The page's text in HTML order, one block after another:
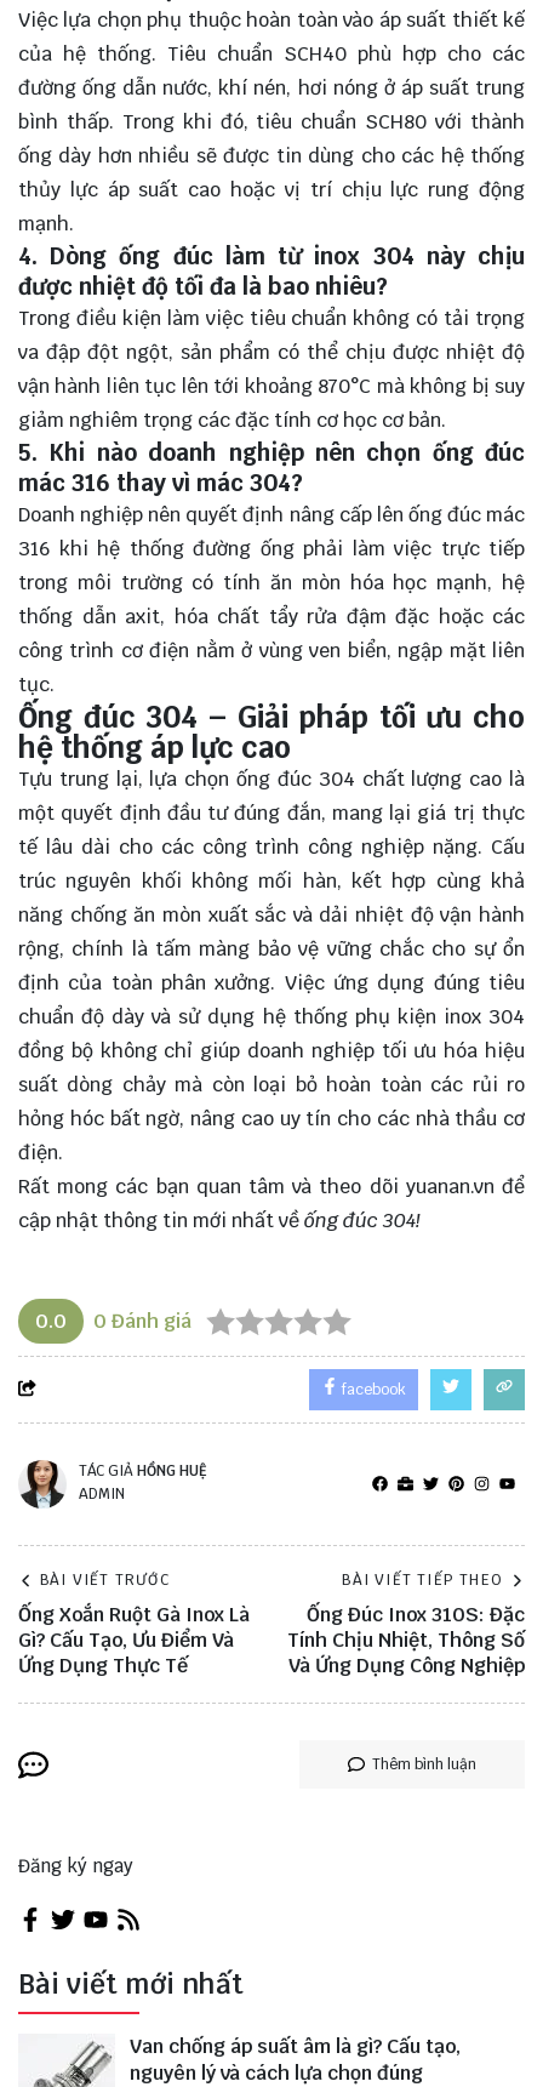
Việc lựa chọn phụ thuộc hoàn toàn vào áp suất thiết kế
của hệ thống. Tiêu chuẩn SCH40 phù hợp cho các
đường ống dẫn nước, khí nén, hơi nóng ở áp suất trung
bình thấp. Trong khi đó, tiêu chuẩn SCH80 với thành
ống dày hơn nhiều sẽ được tin dùng cho các hệ thống
thủy lực áp suất cao hoặc vị trí chịu lực rung động
mạnh.
4. Dòng ống đúc làm từ inox 304 này chịu
được nhiệt độ tối đa là bao nhiêu?
Trong điều kiện làm việc tiêu chuẩn không có tải trọng
va đập đột ngột, sản phẩm có thể chịu được nhiệt độ
vận hành liên tục lên tới khoảng 870°C mà không bị suy
giảm nghiêm trọng các đặc tính cơ học cơ bản.
5. Khi nào doanh nghiệp nên chọn ống đúc
mác 316 thay vì mác 304?
Doanh nghiệp nên quyết định nâng cấp lên ống đúc mác
316 khi hệ thống đường ống phải làm việc trực tiếp
trong môi trường có tính ăn mòn hóa học mạnh, hệ
thống dẫn axit, hóa chất tẩy rửa đậm đặc hoặc các
công trình cơ điện nằm ở vùng ven biển, ngập mặt liên
tục.
Ống đúc 304 – Giải pháp tối ưu cho
hệ thống áp lực cao
Tựu trung lại, lựa chọn ống đúc 304 chất lượng cao là
một quyết định đầu tư đúng đắn, mang lại giá trị thực
tế lâu dài cho các công trình công nghiệp nặng. Cấu
trúc nguyên khối không mối hàn, kết hợp cùng khả
năng chống ăn mòn xuất sắc và dải nhiệt độ vận hành
rộng, chính là tấm màng bảo vệ vững chắc cho sự ổn
định của toàn phân xưởng. Việc ứng dụng đúng tiêu
chuẩn độ dày và sử dụng hệ thống phụ kiện inox 304
đồng bộ không chỉ giúp doanh nghiệp tối ưu hóa hiệu
suất dòng chảy mà còn loại bỏ hoàn toàn các rủi ro
hỏng hóc bất ngờ, nâng cao uy tín cho các nhà thầu cơ
điện.
Rất mong các bạn quan tâm và theo dõi yuanan.vn để
cập nhật thông tin mới nhất vềống đúc 304!
0.0 0 Đánh giá
facebook
TÁC GIẢHỒNG HUỆ
ADMIN
BÀI VIẾT TRƯỚC
Ống Xoắn Ruột Gà Inox Là
Gì? Cấu Tạo, Ưu Điểm Và
Ứng Dụng Thực Tế
BÀI VIẾT TIẾP THEO
Ống Đúc Inox 310S: Đặc
Tính Chịu Nhiệt, Thông Số
Và Ứng Dụng Công Nghiệp
Thêm bình luận
Đăng ký ngay
Bài viết mới nhất
Van chống áp suất âm là gì? Cấu tạo,
nguyên lý và cách lựa chọn đúng